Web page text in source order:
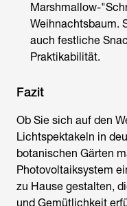
Marshmallow-
Weihnachtsbaum.
auch festliche
Praktikabilität.
Fazit
Ob Sie sich auf den
Lichtspektakeln in
botanischen Gärten
Photovoltaiksystem
zu Hause gestalten,
und Gemütlichkeit